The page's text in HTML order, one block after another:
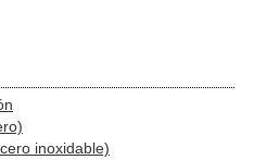
inoxidable)